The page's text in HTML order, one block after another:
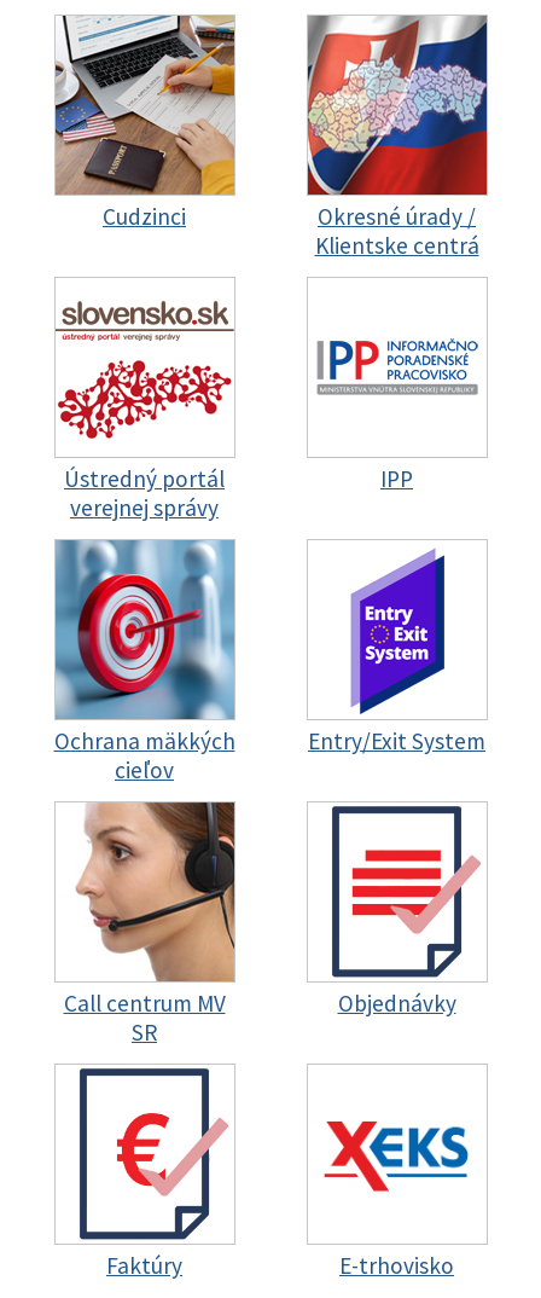
Cudzinci
Okresné úrady /
Klientske centrá
Ústredný portál
verejnej správy
IPP
Ochrana mäkkých
cieľov
Entry/Exit System
Call centrum MV
SR
Objednávky
Faktúry E-trhovisko